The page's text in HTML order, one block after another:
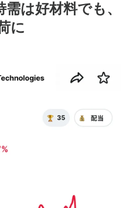
は好材料でも、
に